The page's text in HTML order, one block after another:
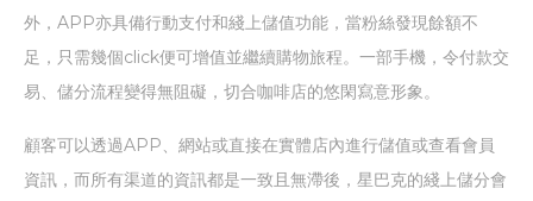
外，APP亦具備行動支付和綫上儲值功能，當粉絲發現餘額不
足，只需幾個click便可增值並繼續購物旅程。一部手機，令付款交
易、儲分流程變得無阻礙，切合咖啡店的悠閑寫意形象。
顧客可以透過APP、網站或直接在實體店內進行儲值或查看會員
資訊，而所有渠道的資訊都是一致且無滯後，星巴克的綫上儲分會